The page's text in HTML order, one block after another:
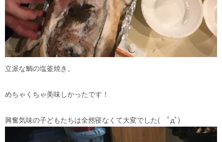
立派な鯛の塩釜焼き。
めちゃくちゃ美味しかったです！
興奮気味の子どもたちは全然寝なくて大変でした( ﾟдﾟ)